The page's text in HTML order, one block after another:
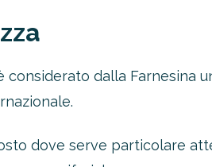
considerato dalla Farnesina
dove serve particolare